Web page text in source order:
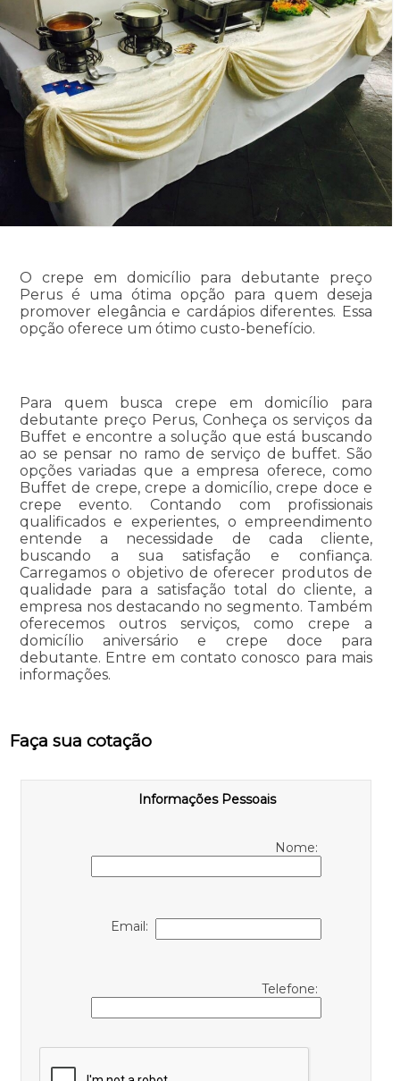
O crepe em domicílio para debutante preço
Perus é uma ótima opção para quem deseja
promover elegância e cardápios diferentes. Essa
opção oferece um ótimo custo-benefício.
Para quem busca crepe em domicílio para
debutante preço Perus, Conheça os serviços da
Buffet e encontre a solução que está buscando
ao se pensar no ramo de serviço de buffet. São
opções variadas que a empresa oferece, como
Buffet de crepe, crepe a domicílio, crepe doce e
crepe evento. Contando com profissionais
qualificados e experientes, o empreendimento
entende a necessidade de cada cliente,
buscando a sua satisfação e confiança.
Carregamos o objetivo de oferecer produtos de
qualidade para a satisfação total do cliente, a
empresa nos destacando no segmento. Também
oferecemos outros serviços, como crepe a
domicílio aniversário e crepe doce para
debutante. Entre em contato conosco para mais
informações.
Faça sua cotação
Informações Pessoais
Nome:
Email:
Telefone: